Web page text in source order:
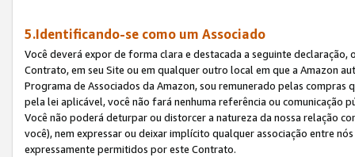
5.Identificando-se como um Associado
Você deverá expor de forma clara e destacada a seguinte
Contrato, em seu Site ou em qualquer outro local em que a Amazon
Programa de Associados da Amazon, sou remunerado pelas
pela lei aplicável, você não fará nenhuma referência ou comunicação
Você não poderá deturpar ou distorcer a natureza da nossa relação
você), nem expressar ou deixar implícito qualquer associação entre
expressamente permitidos por este Contrato.